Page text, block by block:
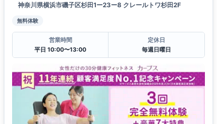
神奈川県横浜市磯子区杉田1ー23ー8 クレールトワ杉田2F
無料体験
営業時間
平日 10:00〜13:00
定休日
毎週日曜日